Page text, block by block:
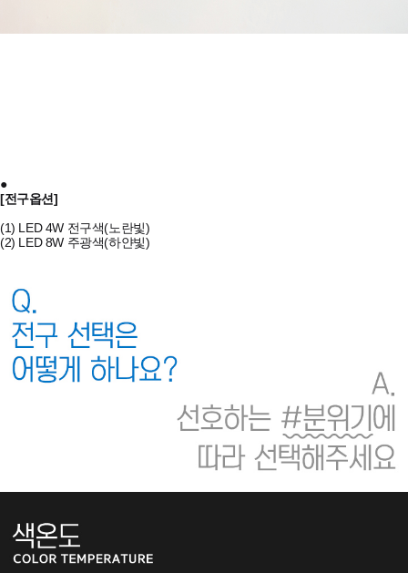
●
[전구옵션]
(1) LED 4W 전구색(노란빛)
(2) LED 8W 주광색(하얀빛)